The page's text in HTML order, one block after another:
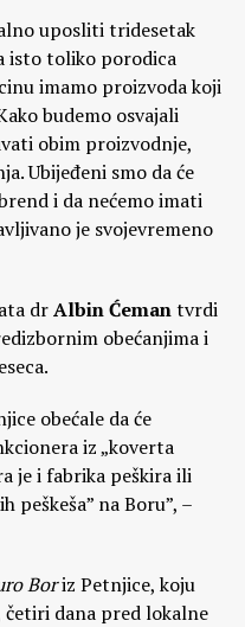
uposliti tridesetak
isto toliko porodica
imamo proizvoda koji
budemo osvajali
obim proizvodnje,
Ubijeđeni smo da će
i da nećemo imati
je svojevremeno
drAlbin Ćemantvrdi
obećanjima i
obećale da će
iz „koverta
je i fabrika peškira ili
peškeša” na Boru”, –
Boriz Petnjice, koju
dana pred lokalne